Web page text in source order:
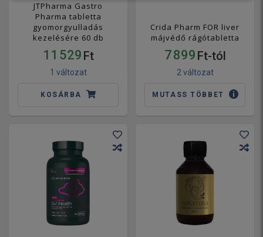
JTPharma Gastro
Pharma tabletta
gyomorgyulladás
kezelésére 60 db
11 529 Ft
1 változat
KOSÁRBA
Crida Pharm FOR liver
májvédő rágótabletta
7 899 Ft-tól
2 változat
MUTASS TÖBBET